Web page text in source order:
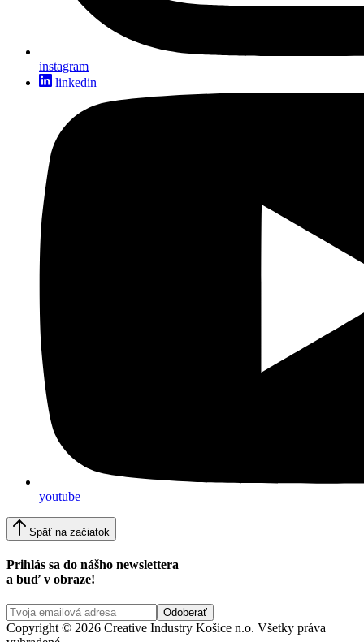
instagram
linkedin
youtube
Späť na začiatok
Prihlás sa do nášho newslettera
a buď v obraze!
Copyright © 2026 Creative Industry Košice n.o. Všetky práva